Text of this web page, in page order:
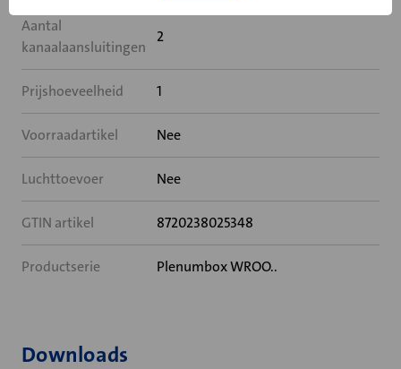
Aantal
kanaalaansluitingen
2
Prijshoeveelheid 1
Voorraadartikel Nee
Luchttoevoer Nee
GTIN artikel 8720238025348
Productserie Plenumbox WROO..
Downloads